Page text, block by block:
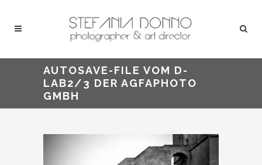
AUTOSAVE-FILE VOM D-
LAB2/3 DER AGFAPHOTO
GMBH